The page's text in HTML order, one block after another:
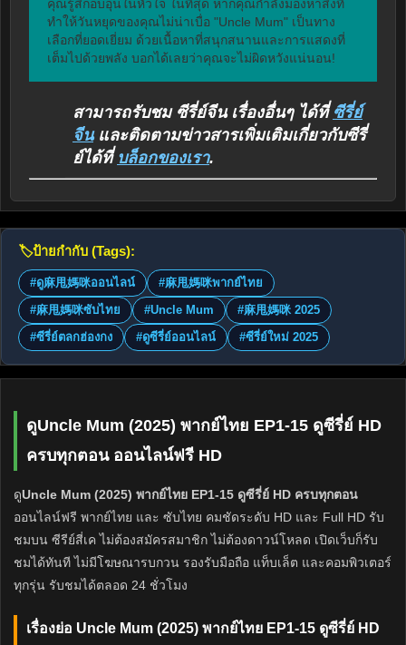
คุณรู้สึกอบอุ่นในหัวใจ ในที่สุด หากคุณกำลังมองหาสิ่งที่
ทำให้วันหยุดของคุณไม่น่าเบื่อ "Uncle Mum" เป็นทาง
เลือกที่ยอดเยี่ยม ด้วยเนื้อหาที่สนุกสนานและการแสดงที่
เต็มไปด้วยพลัง บอกได้เลยว่าคุณจะไม่ผิดหวังแน่นอน!
สามารถรับชม ซีรี่ย์จีน เรื่องอื่นๆ ได้ที่ ซีรี่ย์
จีนและติดตามข่าวสารเพิ่มเติมเกี่ยวกับซีรี่
ย์ได้ที่ บล็อกของเรา.
🏷️ป้ายกำกับ (Tags):
#ดู麻甩媽咪ออนไลน์
#麻甩媽咪พากย์ไทย
#麻甩媽咪ซับไทย
#Uncle Mum
#麻甩媽咪 2025
#ซีรี่ย์ตลกฮ่องกง
#ดูซีรี่ย์ออนไลน์ #ซีรี่ย์ใหม่ 2025
ดูUncle Mum (2025) พากย์ไทย EP1-15 ดูซีรี่ย์ HD
ครบทุกตอน ออนไลน์ฟรี HD
ดูUncle Mum (2025) พากย์ไทย EP1-15 ดูซีรี่ย์ HD ครบทุกตอน
ออนไลน์ฟรี พากย์ไทย และ ซับไทย คมชัดระดับ HD และ Full HD รับ
ชมบน ซีรีย์สี่เค ไม่ต้องสมัครสมาชิก ไม่ต้องดาวน์โหลด เปิดเว็บก็รับ
ชมได้ทันที ไม่มีโฆษณารบกวน รองรับมือถือ แท็บเล็ต และคอมพิวเตอร์
ทุกรุ่น รับชมได้ตลอด 24 ชั่วโมง
เรื่องย่อ Uncle Mum (2025) พากย์ไทย EP1-15 ดูซีรี่ย์ HD